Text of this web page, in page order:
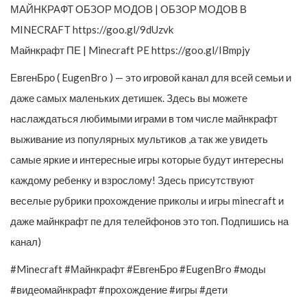
МАЙНКРАФТ ОБЗОР МОДОВ | ОБЗОР МОДОВ В
MINECRAFT https://goo.gl/9dUzvk
Майнкрафт ПЕ | Minecraft PE https://goo.gl/IBmpjy
ЕвгенБро ( EugenBro ) — это игровой канал для всей семьи и
даже самых маленьких детишек. Здесь вы можете
наслаждаться любимыми играми в том числе майнкрафт
выживание из популярных мультиков ,а так же увидеть
самые яркие и интересные игры которые будут интересны
каждому ребенку и взрослому! Здесь присутствуют
веселые рубрики прохождение приколы и игры minecraft и
даже майнкрафт пе для телейфонов это топ. Подпишись на
канал)
#Minecraft #Майнкрафт #ЕвгенБро #EugenBro #моды
#видеомайнкрафт #прохождение #игры #дети